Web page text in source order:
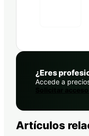
¿Eres
Accede a
Artículos